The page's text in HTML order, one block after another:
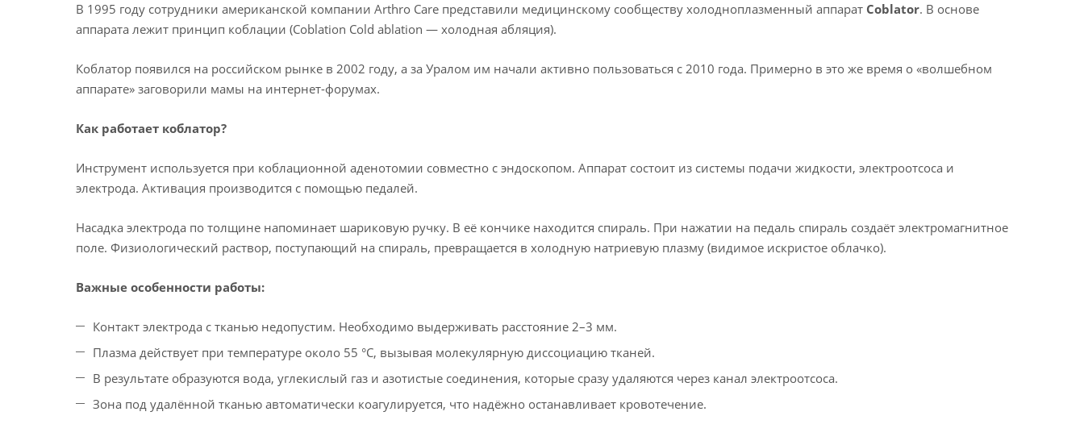
В 1995 году сотрудники американской компании Arthro Care представили медицинскому сообществу холодноплазменный аппарат Coblator. В основе
аппарата лежит принцип коблации (Coblation Cold ablation — холодная абляция).
Коблатор появился на российском рынке в 2002 году, а за Уралом им начали активно пользоваться с 2010 года. Примерно в это же время о «волшебном
аппарате» заговорили мамы на интернет-форумах.
Как работает коблатор?
Инструмент используется при коблационной аденотомии совместно с эндоскопом. Аппарат состоит из системы подачи жидкости, электроотсоса и
электрода. Активация производится с помощью педалей.
Насадка электрода по толщине напоминает шариковую ручку. В её кончике находится спираль. При нажатии на педаль спираль создаёт электромагнитное
поле. Физиологический раствор, поступающий на спираль, превращается в холодную натриевую плазму (видимое искристое облачко).
Важные особенности работы:
Контакт электрода с тканью недопустим. Необходимо выдерживать расстояние 2–3 мм.
Плазма действует при температуре около 55 °C, вызывая молекулярную диссоциацию тканей.
В результате образуются вода, углекислый газ и азотистые соединения, которые сразу удаляются через канал электроотсоса.
Зона под удалённой тканью автоматически коагулируется, что надёжно останавливает кровотечение.